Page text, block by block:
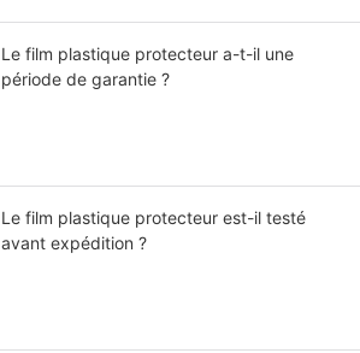
Le film plastique protecteur a-t-il une
période de garantie ?
Le film plastique protecteur est-il testé
avant expédition ?